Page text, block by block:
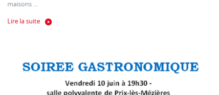
maisons ...
Lire la suite